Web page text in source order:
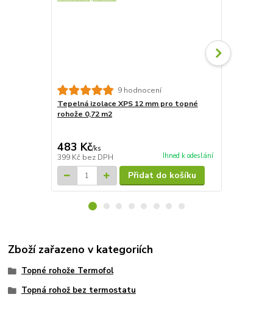
9 hodnocení
Tepelná izolace XPS 12 mm pro topné
rohože 0,72 m2
483 Kč/ks
399 Kč bez DPH Ihned k odeslání
Přidat do košíku
Zboží zařazeno v kategoriích
Topné rohože Termofol
Topná rohož bez termostatu